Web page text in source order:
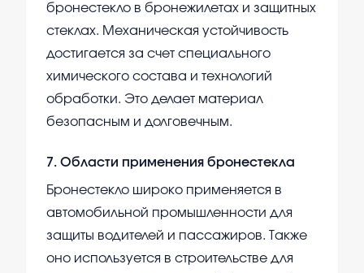
бронестекло в бронежилетах и защитных
стеклах. Механическая устойчивость
достигается за счет специального
химического состава и технологий
обработки. Это делает материал
безопасным и долговечным.
7. Области применения бронестекла
Бронестекло широко применяется в
автомобильной промышленности для
защиты водителей и пассажиров. Также
оно используется в строительстве для